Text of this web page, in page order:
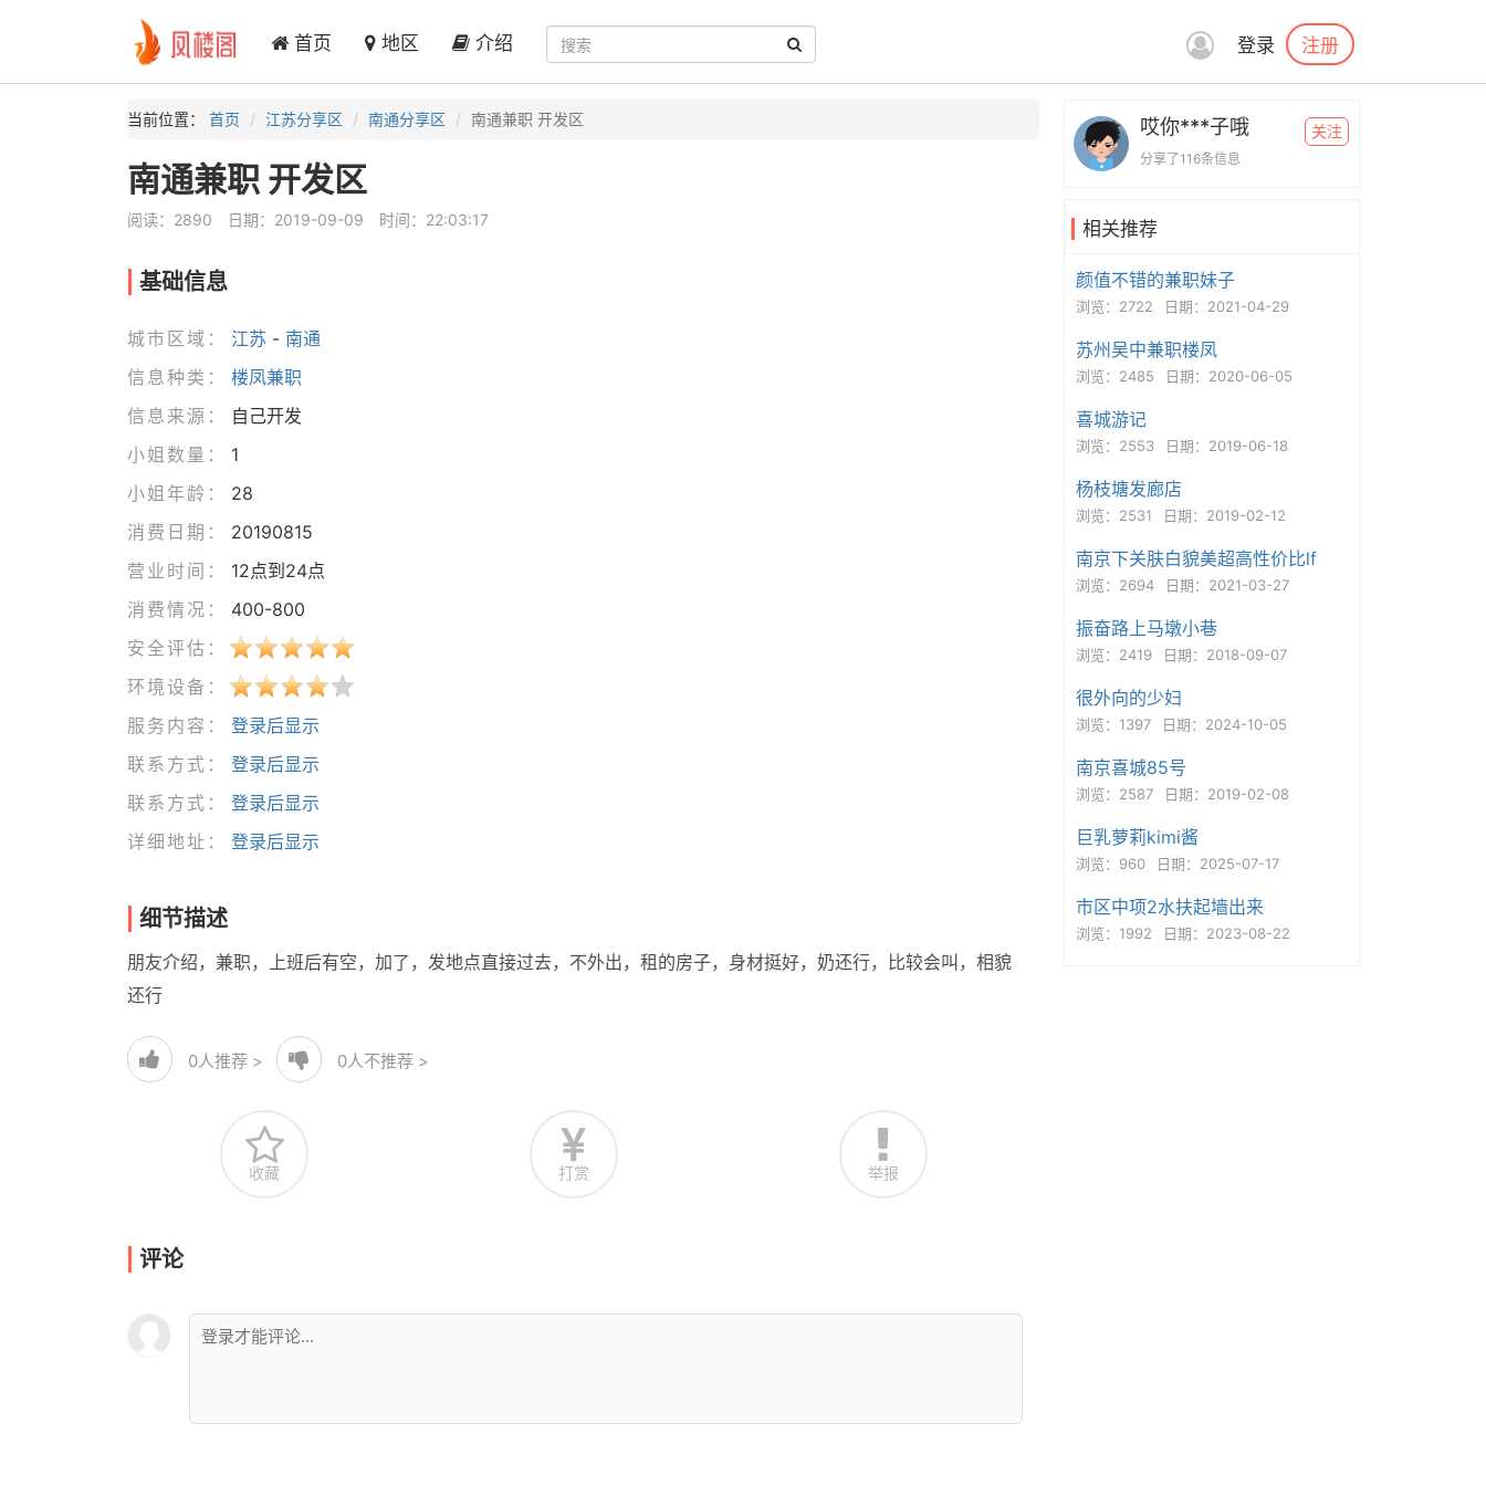
首页 地区 介绍 登录 注册
当前位置： 首页 江苏分享区 南通分享区 南通兼职 开发区
南通兼职 开发区
阅读：2890 日期：2019-09-09 时间：22:03:17
基础信息
城市区域： 江苏 - 南通
信息种类：
楼凤兼职
信息来源：
自己开发
小姐数量：
1
小姐年龄：
28
消费日期：
20190815
营业时间：
12点到24点
消费情况：
400-800
安全评估：
环境设备：
服务内容：
登录后显示
联系方式：
登录后显示
联系方式：
登录后显示
详细地址：
登录后显示
细节描述
朋友介绍，兼职，上班后有空，加了，发地点直接过去，不外出，租的房子，身材挺好，奶还行，比较会叫，相貌
还行
0人推荐 > 0人不推荐 >
收藏 打赏 举报
评论
哎你***子哦
分享了116条信息
关注
相关推荐
颜值不错的兼职妹子
浏览：2722 日期：2021-04-29
苏州吴中兼职楼凤
浏览：2485 日期：2020-06-05
喜城游记
浏览：2553 日期：2019-06-18
杨枝塘发廊店
浏览：2531 日期：2019-02-12
南京下关肤白貌美超高性价比lf
浏览：2694 日期：2021-03-27
振奋路上马墩小巷
浏览：2419 日期：2018-09-07
很外向的少妇
浏览：1397 日期：2024-10-05
南京喜城85号
浏览：2587 日期：2019-02-08
巨乳萝莉kimi酱
浏览：960 日期：2025-07-17
市区中项2水扶起墙出来
浏览：1992 日期：2023-08-22